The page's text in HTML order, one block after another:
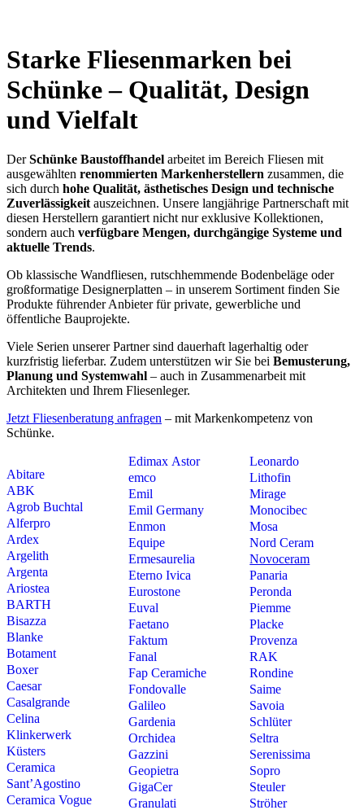
Starke Fliesenmarken bei
Schünke – Qualität, Design
und Vielfalt
DerSchünke Baustoffhandel arbeitet im Bereich Fliesen mit
ausgewählten renommierten Markenherstellern zusammen, die
sich durch hohe Qualität, ästhetisches Design und technische
Zuverlässigkeit auszeichnen. Unsere langjährige Partnerschaft mit
diesen Herstellern garantiert nicht nur exklusive Kollektionen,
sondern auch verfügbare Mengen, durchgängige Systeme und
aktuelle Trends.
Ob klassische Wandfliesen, rutschhemmende Bodenbeläge oder
großformatige Designerplatten – in unserem Sortiment finden Sie
Produkte führender Anbieter für private, gewerbliche und
öffentliche Bauprojekte.
Viele Serien unserer Partner sind dauerhaft lagerhaltig oder
kurzfristig lieferbar. Zudem unterstützen wir Sie bei Bemusterung,
Planung und Systemwahl – auch in Zusammenarbeit mit
Architekten und Ihrem Fliesenleger.
Jetzt Fliesenberatung anfragen – mit Markenkompetenz von
Schünke.
Abitare
ABK
Agrob Buchtal
Alferpro
Ardex
Argelith
Argenta
Ariostea
BARTH
Bisazza
Blanke
Botament
Boxer
Caesar
Casalgrande
Celina
Klinkerwerk
Küsters
Ceramica
Sant’Agostino
Ceramica Vogue
Edimax Astor
emco
Emil
Emil Germany
Enmon
Equipe
Ermesaurelia
Eterno Ivica
Eurostone
Euval
Faetano
Faktum
Fanal
Fap Ceramiche
Fondovalle
Galileo
Gardenia
Orchidea
Gazzini
Geopietra
GigaCer
Granulati
Leonardo
Lithofin
Mirage
Monocibec
Mosa
Nord Ceram
Novoceram
Panaria
Peronda
Piemme
Placke
Provenza
RAK
Rondine
Saime
Savoia
Schlüter
Seltra
Serenissima
Sopro
Steuler
Ströher